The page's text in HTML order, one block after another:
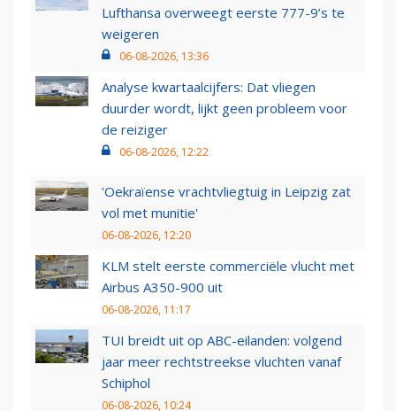
Lufthansa overweegt eerste 777-9’s te
weigeren
06-08-2026, 13:36
Analyse kwartaalcijfers: Dat vliegen
duurder wordt, lijkt geen probleem voor
de reiziger
06-08-2026, 12:22
'Oekraïense vrachtvliegtuig in Leipzig zat
vol met munitie'
06-08-2026, 12:20
KLM stelt eerste commerciële vlucht met
Airbus A350-900 uit
06-08-2026, 11:17
TUI breidt uit op ABC-eilanden: volgend
jaar meer rechtstreekse vluchten vanaf
Schiphol
06-08-2026, 10:24